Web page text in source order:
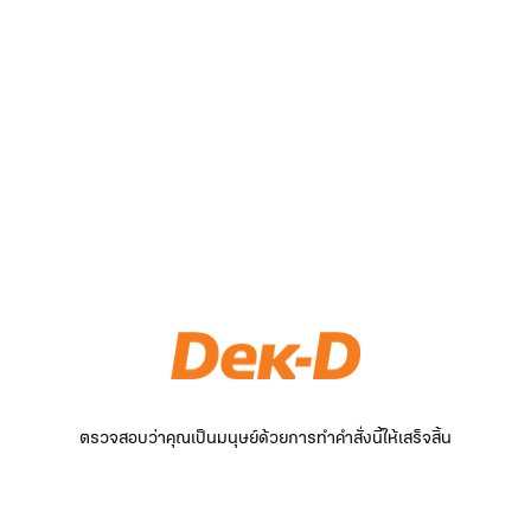
ตรวจสอบว่าคุณเป็นมนุษย์ด้วยการทำคำสั่งนี้ให้เสร็จสิ้น